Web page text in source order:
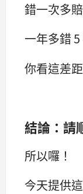
錯一次多
一年多錯
你看這差
結論：請
所以囉！
今天提供